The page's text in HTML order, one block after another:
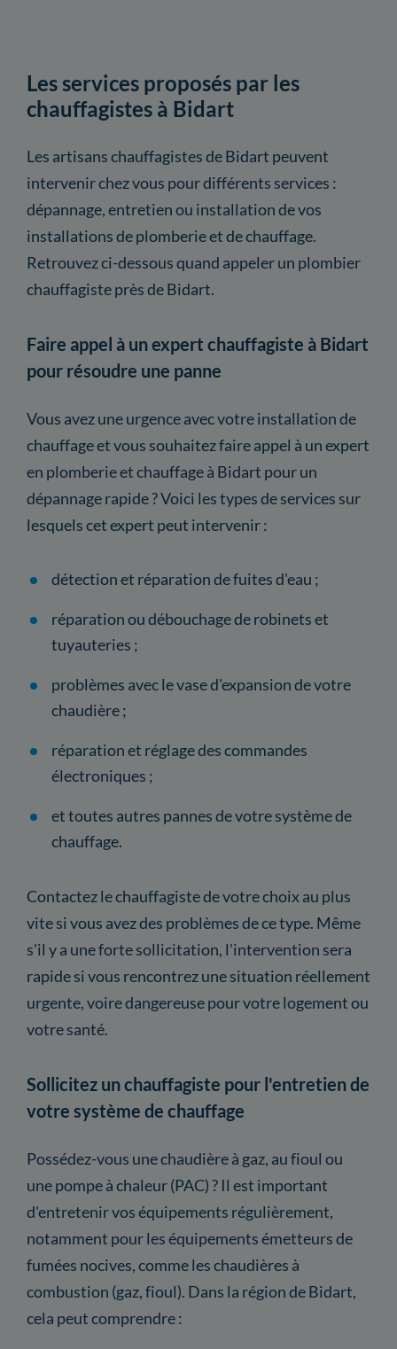
Les services proposés par les
chauffagistes à Bidart
Les artisans chauffagistes de Bidart peuvent
intervenir chez vous pour différents services :
dépannage, entretien ou installation de vos
installations de plomberie et de chauffage.
Retrouvez ci-dessous quand appeler un plombier
chauffagiste près de Bidart.
Faire appel à un expert chauffagiste à Bidart
pour résoudre une panne
Vous avez une urgence avec votre installation de
chauffage et vous souhaitez faire appel à un expert
en plomberie et chauffage à Bidart pour un
dépannage rapide ? Voici les types de services sur
lesquels cet expert peut intervenir :
détection et réparation de fuites d'eau ;
réparation ou débouchage de robinets et
tuyauteries ;
problèmes avec le vase d'expansion de votre
chaudière ;
réparation et réglage des commandes
électroniques ;
et toutes autres pannes de votre système de
chauffage.
Contactez le chauffagiste de votre choix au plus
vite si vous avez des problèmes de ce type. Même
s'il y a une forte sollicitation, l'intervention sera
rapide si vous rencontrez une situation réellement
urgente, voire dangereuse pour votre logement ou
votre santé.
Sollicitez un chauffagiste pour l'entretien de
votre système de chauffage
Possédez-vous une chaudière à gaz, au fioul ou
une pompe à chaleur (PAC) ? Il est important
d'entretenir vos équipements régulièrement,
notamment pour les équipements émetteurs de
fumées nocives, comme les chaudières à
combustion (gaz, fioul). Dans la région de Bidart,
cela peut comprendre :